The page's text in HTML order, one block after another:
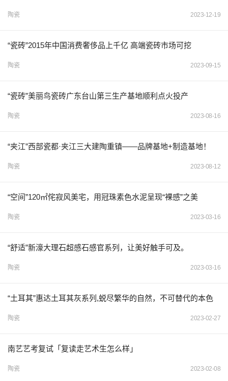
陶瓷 2023-12-19
“瓷砖”2015年中国消费奢侈品上千亿 高端瓷砖市场可挖
陶瓷 2023-09-15
“瓷砖”美丽鸟瓷砖广东台山第三生产基地顺利点火投产
陶瓷 2023-08-16
“夹江”西部瓷都·夹江三大建陶重镇——品牌基地+制造基地！
陶瓷 2023-08-12
“空间”120㎡侘寂风美宅，用冠珠素色水泥呈现“裸感”之美
陶瓷 2023-03-16
“舒适”新濠大理石超感石感官系列，让美好触手可及。
陶瓷 2023-03-16
“土耳其”惠达土耳其灰系列,蜕尽繁华的自然，不可替代的本色
陶瓷 2023-02-27
南艺艺考复试「复读走艺术生怎么样」
陶瓷 2023-02-08